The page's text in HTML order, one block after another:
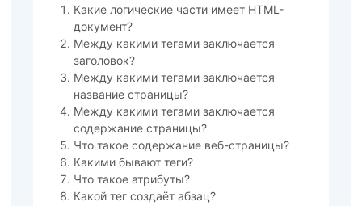
Какие логические части имеет HTML-
документ?
Между какими тегами заключается
заголовок?
Между какими тегами заключается
название страницы?
Между какими тегами заключается
содержание страницы?
Что такое содержание веб-страницы?
Какими бывают теги?
Что такое атрибуты?
Какой тег создаёт абзац?